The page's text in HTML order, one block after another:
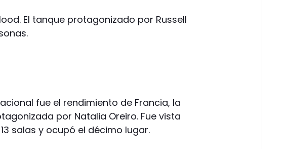
El tanque protagonizado por Russell
fue el rendimiento de Francia, la
por Natalia Oreiro. Fue vista
salas y ocupó el décimo lugar.